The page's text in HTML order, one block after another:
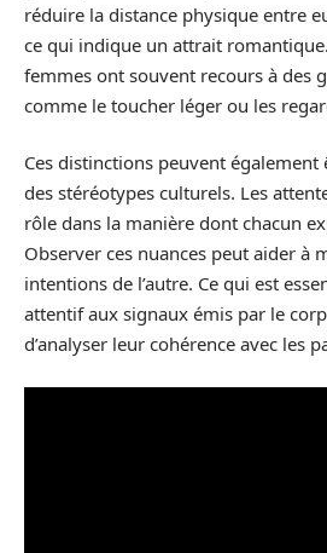
réduire la distance physique entre
ce qui indique un attrait
femmes ont souvent recours à des
comme le toucher léger ou les
Ces distinctions peuvent également
des stéréotypes culturels. Les
rôle dans la manière dont chacun
Observer ces nuances peut aider à
intentions de l’autre. Ce qui est
attentif aux signaux émis par le
d’analyser leur cohérence avec les